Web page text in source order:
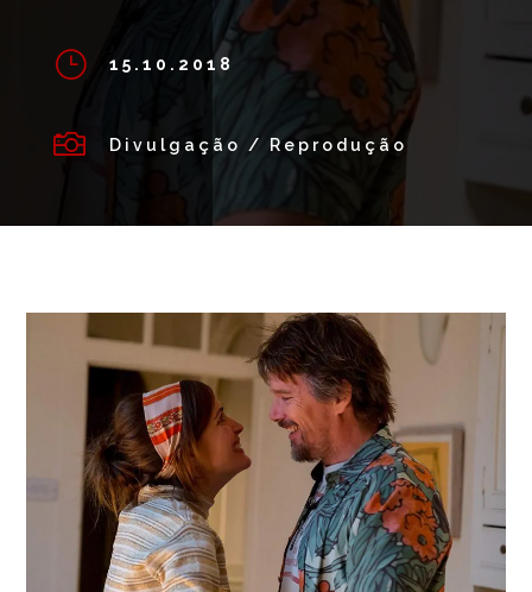
} 15.10.2018
 Divulgação / Reprodução